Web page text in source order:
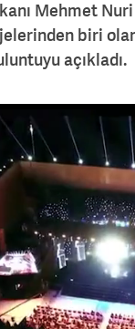
Mehmet
biri
açıkladı.